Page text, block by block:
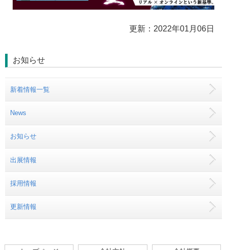
更新：2022年01月06日
お知らせ
新着情報一覧
News
お知らせ
出展情報
採用情報
更新情報